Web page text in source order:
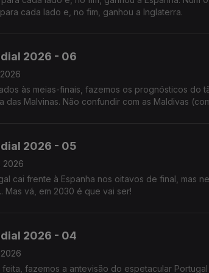
cada lado e, no fim, ganhou a Inglaterra.
2026 - 06
às meias-finais, fazemos os prognósticos do
das Malvinas. Não confundir com as Maldivas
2026 - 05
2026
cai frente à Espanha nos oitavos de final, mas
Mas vá, em 2030 é que vai ser!
2026 - 04
2026
feita, fazemos a antevisão do espetacular